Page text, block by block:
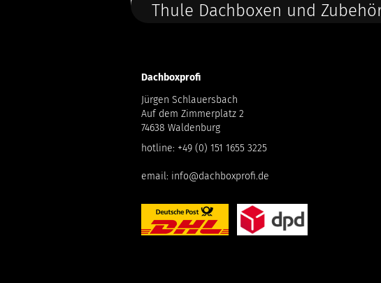
Thule Dachboxen und
Dachboxprofi
Jürgen Schlauersbach
Auf dem Zimmerplatz 2
74638 Waldenburg
hotline: +49 (0) 151 1655 3225
email: info@dachboxprofi.de